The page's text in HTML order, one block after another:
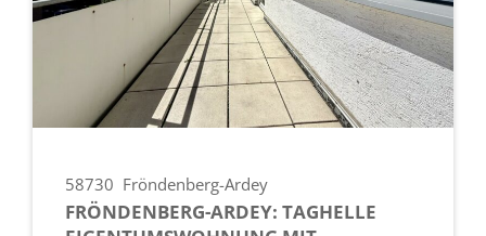
58730 Fröndenberg-Ardey
FRÖNDENBERG-ARDEY: TAGHELLE